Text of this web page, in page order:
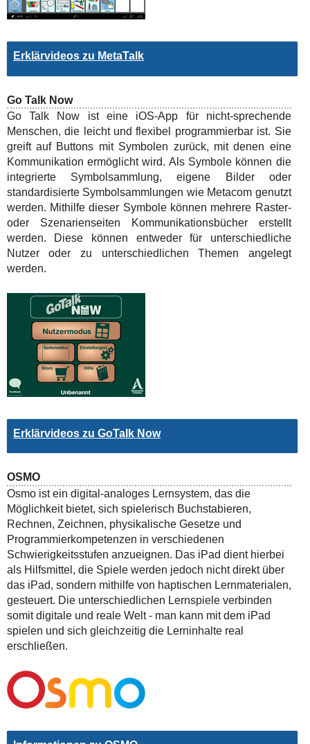
Erklärvideos zu MetaTalk
Go Talk Now
Go Talk Now ist eine iOS-App für nicht-sprechende
Menschen, die leicht und flexibel programmierbar ist. Sie
greift auf Buttons mit Symbolen zurück, mit denen eine
Kommunikation ermöglicht wird. Als Symbole können die
integrierte Symbolsammlung, eigene Bilder oder
standardisierte Symbolsammlungen wie Metacom genutzt
werden. Mithilfe dieser Symbole können mehrere Raster-
oder Szenarienseiten Kommunikationsbücher erstellt
werden. Diese können entweder für unterschiedliche
Nutzer oder zu unterschiedlichen Themen angelegt
werden.
Erklärvideos zu GoTalk Now
OSMO
Osmo ist ein digital-analoges Lernsystem, das die
Möglichkeit bietet, sich spielerisch Buchstabieren,
Rechnen, Zeichnen, physikalische Gesetze und
Programmierkompetenzen in verschiedenen
Schwierigkeitsstufen anzueignen. Das iPad dient hierbei
als Hilfsmittel, die Spiele werden jedoch nicht direkt über
das iPad, sondern mithilfe von haptischen Lernmaterialen,
gesteuert. Die unterschiedlichen Lernspiele verbinden
somit digitale und reale Welt - man kann mit dem iPad
spielen und sich gleichzeitig die Lerninhalte real
erschließen.